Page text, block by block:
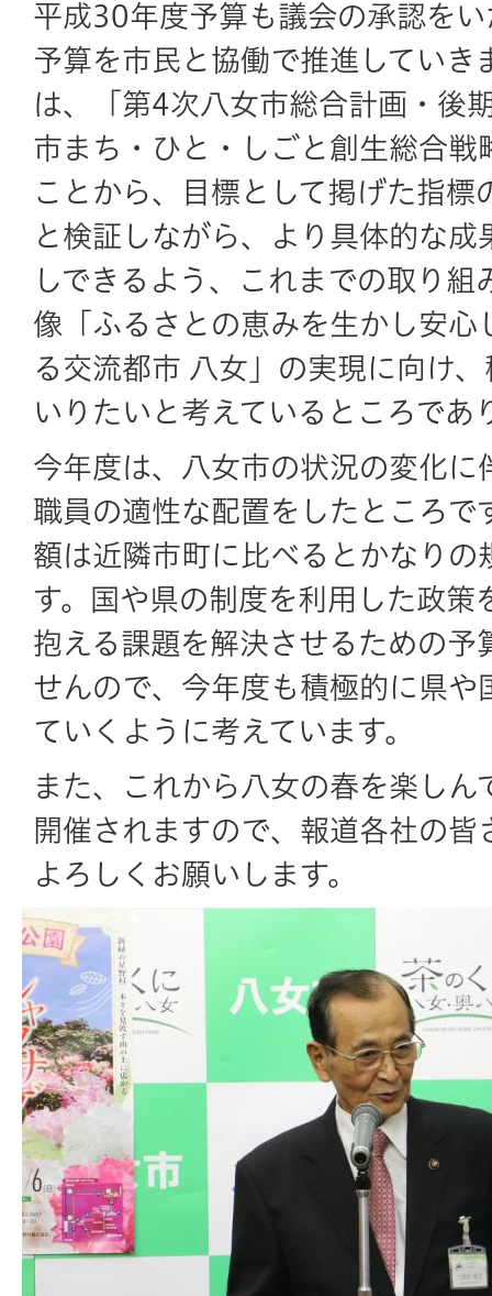
平成30年度予算も議会の承認を
予算を市民と協働で推進していき
は、「第4次八女市総合計画・後
市まち・ひと・しごと創生総合戦
ことから、目標として掲げた指標
と検証しながら、より具体的な
しできるよう、これまでの取り組
像「ふるさとの恵みを生かし安心
る交流都市 八女」の実現に向け
いりたいと考えているところであ
今年度は、八女市の状況の変化に
職員の適性な配置をしたところで
額は近隣市町に比べるとかなりの
す。国や県の制度を利用した政策
抱える課題を解決させるための予
せんので、今年度も積極的に県や
ていくように考えています。
また、これから八女の春を楽しん
開催されますので、報道各社の皆
よろしくお願いします。